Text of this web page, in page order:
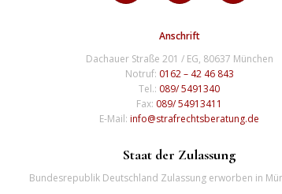
Anschrift
Dachauer Straße 201 / EG, 80637 München
Notruf: 0162 – 42 46 843
Tel.: 089/ 5491340
Fax: 089/ 54913411
E-Mail:info@strafrechtsberatung.de
Staat der Zulassung
Bundesrepublik Deutschland Zulassung erworben in